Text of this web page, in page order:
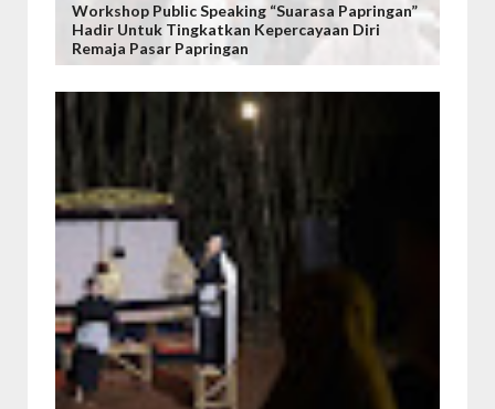
Workshop Public Speaking “Suarasa Papringan”
Hadir Untuk Tingkatkan Kepercayaan Diri
Remaja Pasar Papringan